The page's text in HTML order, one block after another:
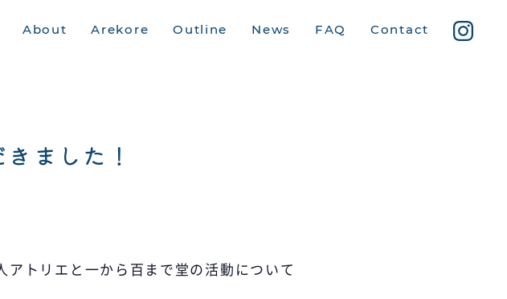
About Arekore Outline News FAQ Contact
ました！
アトリエと一から百まで堂の活動について